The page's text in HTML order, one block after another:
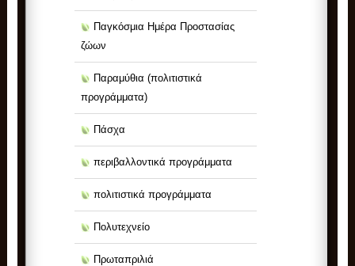
Παγκόσμια Ημέρα Προστασίας
ζώων
Παραμύθια (πολιτιστικά
προγράμματα)
Πάσχα
περιβαλλοντικά προγράμματα
πολιτιστικά προγράμματα
Πολυτεχνείο
Πρωταπριλιά